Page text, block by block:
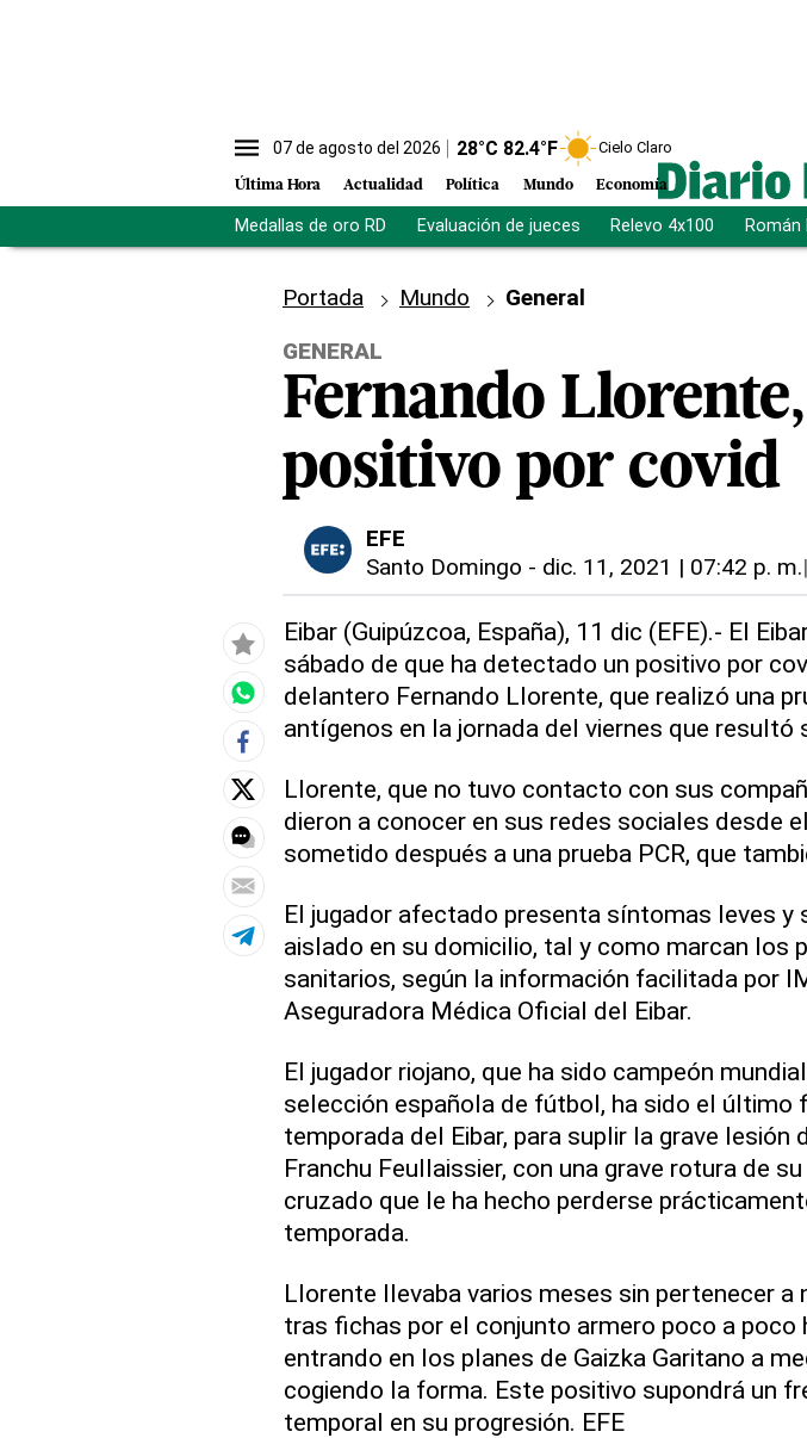
07 de agosto del 2026 28°C 82.4°F Cielo Claro
Última Hora Actualidad Política Mundo Economía
Medallas de oro RD Evaluación de jueces Relevo 4x100 Román
Portada Mundo
General
GENERAL
Fernando
positivo por covid
EFE
Santo Domingo - dic. 11, 2021 | 07:42 p. m.|
Eibar (Guipúzcoa, España), 11 dic (EFE).- El
sábado de que ha detectado un positivo por
delantero Fernando Llorente, que realizó una
antígenos en la jornada del viernes que resultó
Llorente, que no tuvo contacto con sus
dieron a conocer en sus redes sociales desde
sometido después a una prueba PCR, que
El jugador afectado presenta síntomas leves y
aislado en su domicilio, tal y como marcan los
sanitarios, según la información facilitada por
Aseguradora Médica Oficial del Eibar.
El jugador riojano, que ha sido campeón
selección española de fútbol, ha sido el último
temporada del Eibar, para suplir la grave lesión
Franchu Feullaissier, con una grave rotura de
cruzado que le ha hecho perderse
temporada.
Llorente llevaba varios meses sin pertenecer a
tras fichas por el conjunto armero poco a poco
entrando en los planes de Gaizka Garitano a
cogiendo la forma. Este positivo supondrá un
temporal en su progresión. EFE